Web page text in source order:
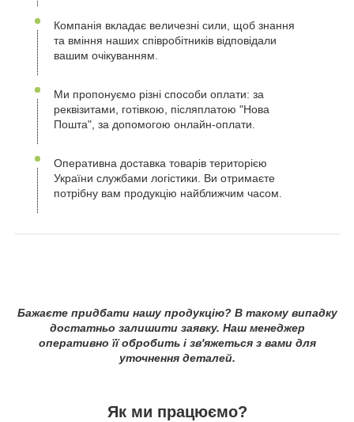
Компанія вкладає величезні сили, щоб знання
та вміння наших співробітників відповідали
вашим очікуванням.
Ми пропонуємо різні способи оплати: за
реквізитами, готівкою, післяплатою "Нова
Пошта", за допомогою онлайн-оплати.
Оперативна доставка товарів територією
України службами логістики. Ви отримаєте
потрібну вам продукцію найближчим часом.
Бажаєте придбати нашу продукцію? В такому випадку
достатньо залишити заявку. Наш менеджер
оперативно її обробить і зв'яжеться з вами для
уточнення деталей.
Як ми працюємо?